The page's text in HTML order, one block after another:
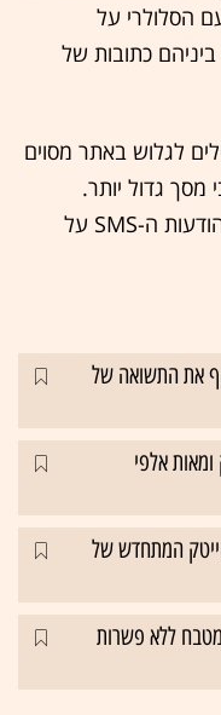
הסלולרי על
כתובות של
לגלוש באתר מסוים
מסך גדול יותר.
הסלולרי של HP יודע גם להציג את הודעות ה-SMS על
ד', והוא עקף את התשואה של
אלפי
המתחדש של
ללא פשרות